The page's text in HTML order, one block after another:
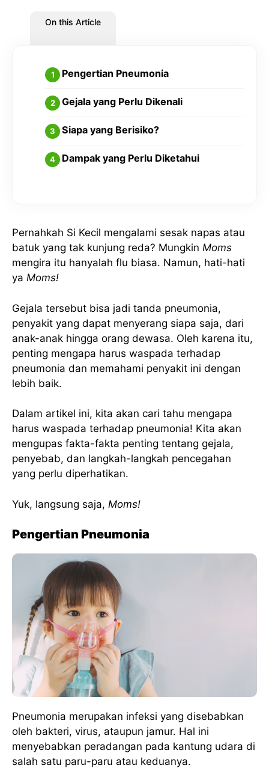
On this Article
Pengertian Pneumonia
Gejala yang Perlu Dikenali
Siapa yang Berisiko?
Dampak yang Perlu Diketahui
Pernahkah Si Kecil mengalami sesak napas atau
batuk yang tak kunjung reda? Mungkin Moms
mengira itu hanyalah flu biasa. Namun, hati-hati
ya Moms!
Gejala tersebut bisa jadi tanda pneumonia,
penyakit yang dapat menyerang siapa saja, dari
anak-anak hingga orang dewasa. Oleh karena itu,
penting mengapa harus waspada terhadap
pneumonia dan memahami penyakit ini dengan
lebih baik.
Dalam artikel ini, kita akan cari tahu mengapa
harus waspada terhadap pneumonia! Kita akan
mengupas fakta-fakta penting tentang gejala,
penyebab, dan langkah-langkah pencegahan
yang perlu diperhatikan.
Yuk, langsung saja, Moms!
Pengertian Pneumonia
Pneumonia merupakan infeksi yang disebabkan
oleh bakteri, virus, ataupun jamur. Hal ini
menyebabkan peradangan pada kantung udara di
salah satu paru-paru atau keduanya.